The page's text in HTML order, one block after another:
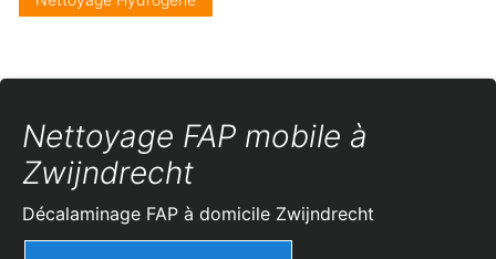
Nettoyage FAP mobile à
Zwijndrecht
Décalaminage FAP à domicile Zwijndrecht